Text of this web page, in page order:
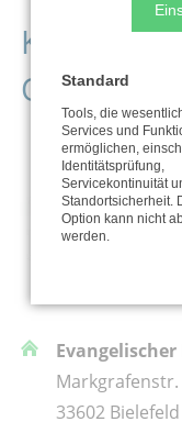
Markgrafenstr.
33602 Bielefeld
Standard
Tools, die
Services und
ermöglichen,
Identitätsprüfung,
Servicekontinuität
Standortsicherheit.
Option kann nicht
werden.